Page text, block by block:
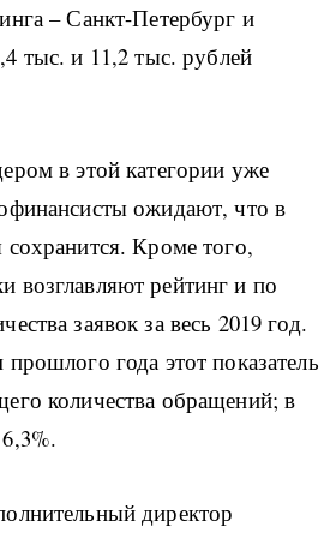
– Санкт-Петербург и
тыс. и 11,2 тыс. рублей
в этой категории уже
ожидают, что в
сохранится. Кроме того,
возглавляют рейтинг и по
заявок за весь 2019 год.
года этот показатель
количества обращений; в
директор